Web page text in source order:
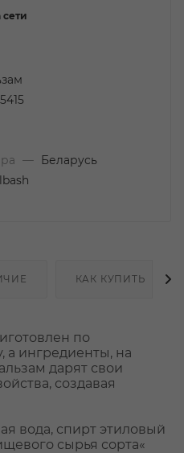
—
Беларусь
КАК КУПИТЬ
по
а ингредиенты, на
дарят свои
создавая
вода, спирт этиловый
сырья сорта«